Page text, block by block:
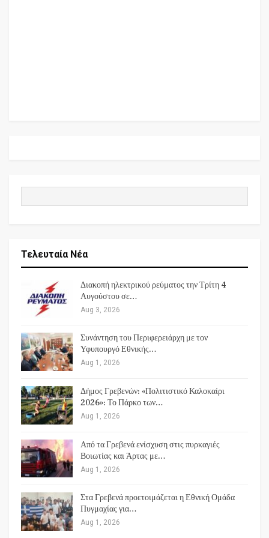
Τελευταία Νέα
Διακοπή ηλεκτρικού ρεύματος την Τρίτη 4
Αυγούστου σε…
Aug 3, 2026
Συνάντηση του Περιφερειάρχη με τον
Υφυπουργό Εθνικής…
Aug 1, 2026
Δήμος Γρεβενών: «Πολιτιστικό Καλοκαίρι
2026»: Το Πάρκο των…
Aug 1, 2026
Από τα Γρεβενά ενίσχυση στις πυρκαγιές
Βοιωτίας και Άρτας με…
Aug 1, 2026
Στα Γρεβενά προετοιμάζεται η Εθνική Ομάδα
Πυγμαχίας για…
Aug 1, 2026